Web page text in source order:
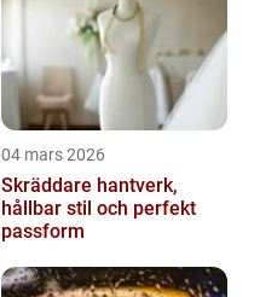
04 mars 2026
Skräddare hantverk,
hållbar stil och perfekt
passform